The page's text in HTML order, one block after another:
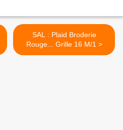
SAL : Plaid Broderie
Rouge... Grille 16 M/1 >